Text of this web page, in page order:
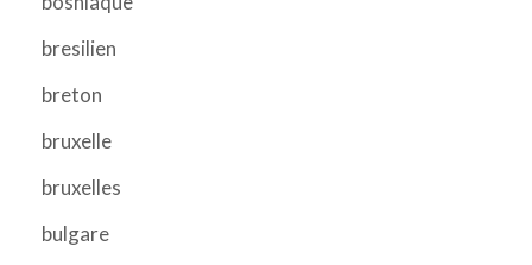
bresilien
breton
bruxelle
bruxelles
bulgare